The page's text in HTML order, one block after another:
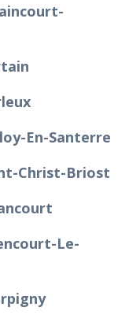
En-Santerre
Christ-Briost
Le-